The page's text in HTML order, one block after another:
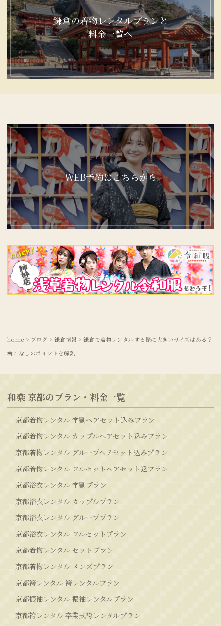
鎌倉の着物レンタルプランと
料金一覧へ
WEB予約はこちらから
home > ブログ > 鎌倉情報 > 鎌倉で着物レンタルする際に大きいサイズはある？
着こなしのポイントを解説
和楽 京都のプラン・料金一覧
京都着物レンタル 学割ヘアセット込みプラン
京都着物レンタル カップルヘアセット込みプラン
京都着物レンタル グループヘアセット込みプラン
京都着物レンタル フルセットヘアセット込プラン
京都浴衣レンタル 学割プラン
京都浴衣レンタル カップルプラン
京都浴衣レンタル グループプラン
京都浴衣レンタル フルセットプラン
京都着物レンタル セットプラン
京都着物レンタル メンズプラン
京都袴レンタル 袴レンタルプラン
京都振袖レンタル 振袖レンタルプラン
京都袴レンタル 卒業式袴レンタルプラン